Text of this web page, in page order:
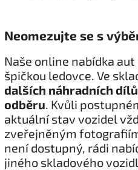
Neomezujte se s
Naše online nabídka
špičkou ledovce. Ve
dalších náhradních
odběru. Kvůli
aktuální stav vozidel
zveřejněným
není dostupný, rádi
jiného skladového